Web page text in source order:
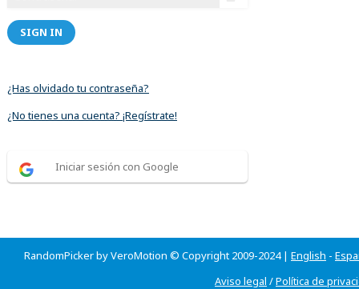
SIGN IN
¿Has olvidado tu contraseña?
¿No tienes una cuenta? ¡Regístrate!
Iniciar sesión con Google
RandomPicker by VeroMotion © Copyright 2009-2024 | English -
Aviso legal /Política de